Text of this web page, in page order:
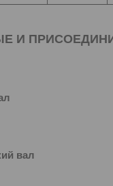
И
вал